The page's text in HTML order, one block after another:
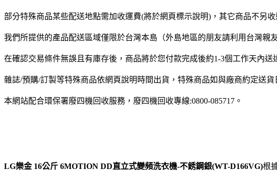
部分特殊商品某些配送地點需加收運費(將於網頁標示說明)，其它商品不另收
我們所提供的產品配送區域僅限於台灣本島（外島地區的朋友請利用台灣親
在確認交易條件無誤且有庫存後，商品將於您付款完成後約1-3個工作天內送
雜誌/預購/訂製等特殊商品依網頁說明時間出貨，特殊商品如與廠商約定送貨
本網站配合環保署廢四機回收服務，廢四機回收專線:0800-085717。
LG樂金 16公斤 6MOTION DD直立式變頻洗衣機-不銹鋼銀(WT-D166VG)根